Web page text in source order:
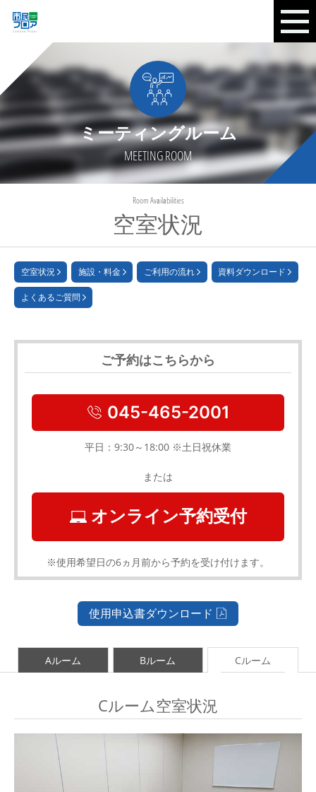
ミーティングルーム
MEETING ROOM
空室状況
Room Availabilities
空室状況 施設・料金 ご利用の流れ 資料ダウンロード
よくあるご質問
ご予約はこちらから
045-465-2001
平日：9:30～18:00 ※土日祝休業
または
オンライン予約受付
※使用希望日の6ヵ月前から予約を受け付けます。
使用申込書ダウンロード
Aルーム Bルーム Cルーム
Cルーム空室状況